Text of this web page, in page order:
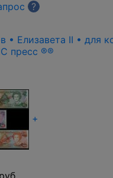
?
• Елизавета II • для
пресс ®®
+